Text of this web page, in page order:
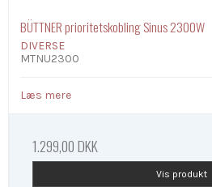
BÜTTNER prioritetskobling Sinus 2300W
DIVERSE
MTNU2300
Læs mere
1.299,00 DKK
Vis produkt